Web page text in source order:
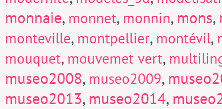
monnaie, monnet, monnin, mons,
monteville, montpellier, montévil,
mouquet, mouvemet vert,
museo2008, museo2009,
museo2013, museo2014,